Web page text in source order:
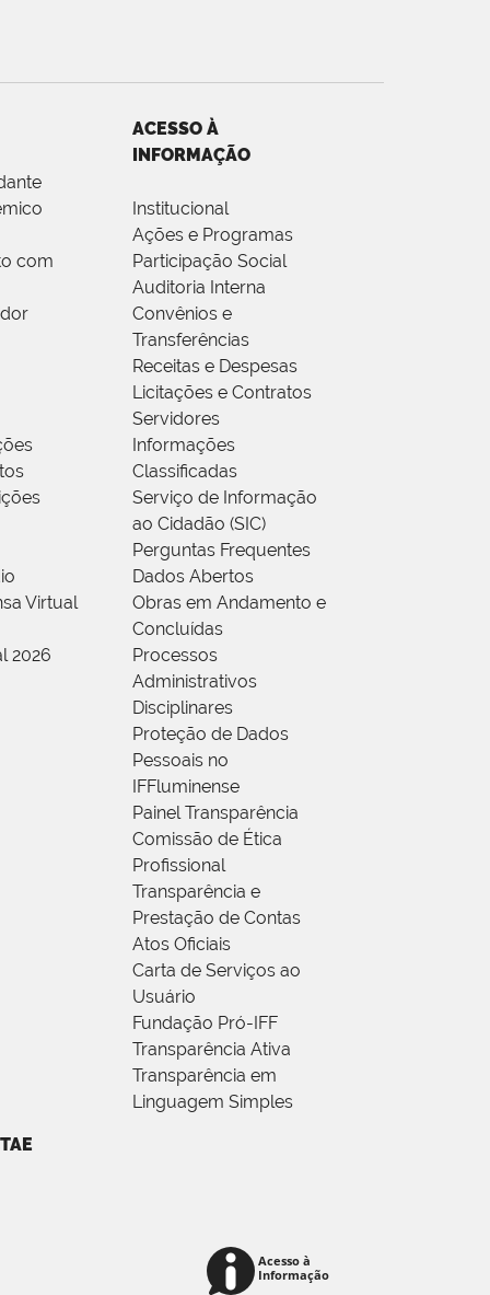
com
Virtual
2026
ACESSO À
INFORMAÇÃO
Institucional
Ações e Programas
Participação Social
Auditoria Interna
Convênios e
Transferências
Receitas e Despesas
Licitações e Contratos
Servidores
Informações
Classificadas
Serviço de Informação
ao Cidadão (SIC)
Perguntas Frequentes
Dados Abertos
Obras em Andamento e
Concluídas
Processos
Administrativos
Disciplinares
Proteção de Dados
Pessoais no
IFFluminense
Painel Transparência
Comissão de Ética
Profissional
Transparência e
Prestação de Contas
Atos Oficiais
Carta de Serviços ao
Usuário
Fundação Pró-IFF
Transparência Ativa
Transparência em
Linguagem Simples